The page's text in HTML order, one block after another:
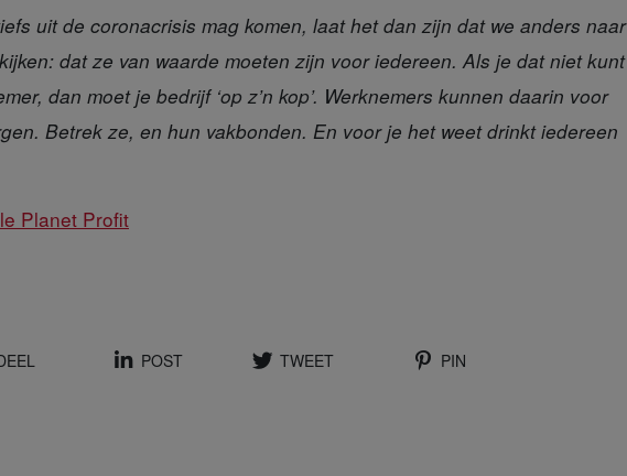
uit de coronacrisis mag komen, laat het dan zijn dat we anders naar
dat ze van waarde moeten zijn voor iedereen. Als je dat niet kunt
dan moet je bedrijf ‘op z’n kop’. Werknemers kunnen daarin voor
Betrek ze, en hun vakbonden. En voor je het weet drinkt iedereen
Planet Profit
POST TWEET PIN